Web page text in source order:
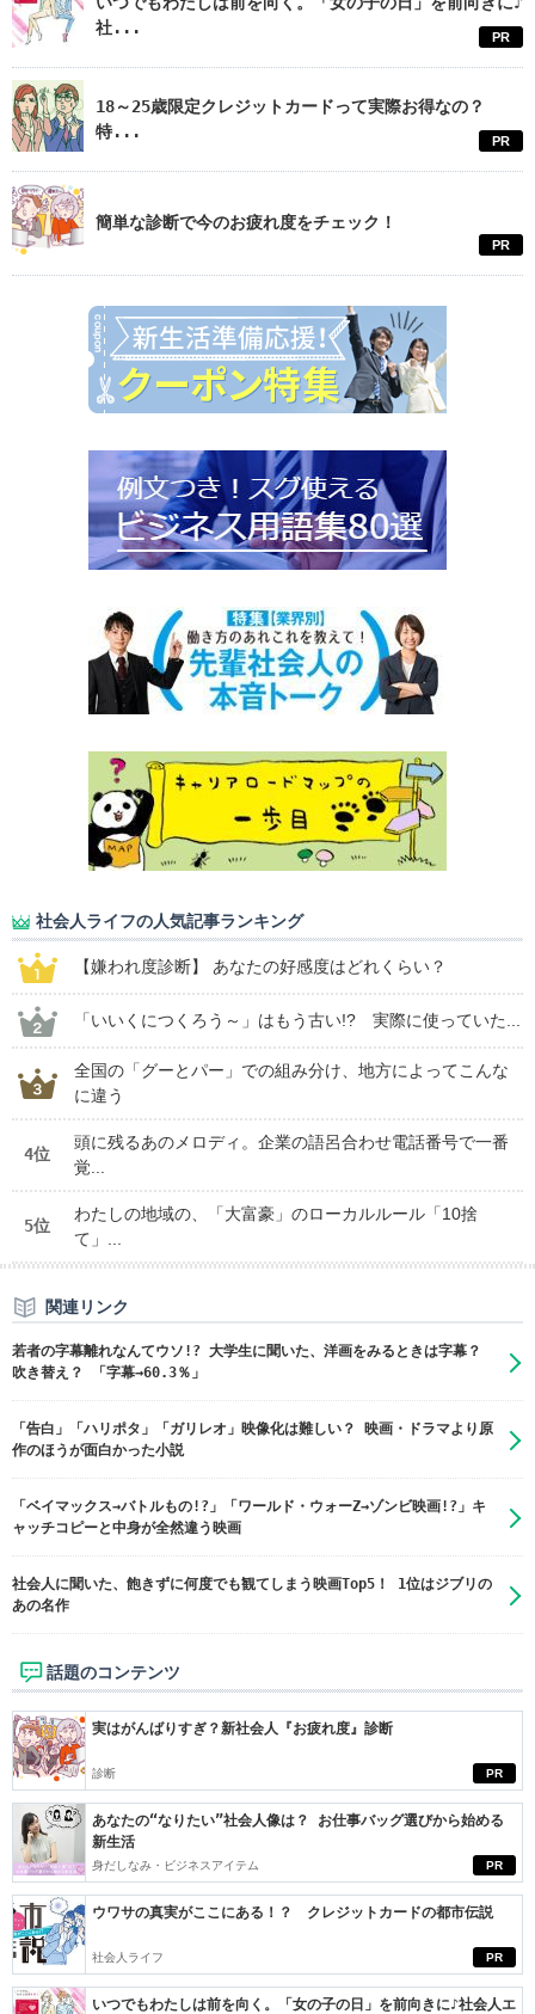
社...
PR
18～25歳限定クレジットカードって実際お得なの？
特...
PR
簡単な診断で今のお疲れ度をチェック！
PR
社会人ライフの人気記事ランキング
【嫌われ度診断】 あなたの好感度はどれくらい？
「いいくにつくろう～」はもう古い!? 実際に使っていた...
全国の「グーとパー」での組み分け、地方によってこんな
に違う
4位
頭に残るあのメロディ。企業の語呂合わせ電話番号で一番
覚...
5位
わたしの地域の、「大富豪」のローカルルール「10捨
て」...
関連リンク
若者の字幕離れなんてウソ!? 大学生に聞いた、洋画をみるときは字幕？
吹き替え？ 「字幕→60.3％」
「告白」「ハリポタ」「ガリレオ」映像化は難しい？ 映画・ドラマより原
作のほうが面白かった小説
「ベイマックス→バトルもの!?」「ワールド・ウォーZ→ゾンビ映画!?」キ
ャッチコピーと中身が全然違う映画
社会人に聞いた、飽きずに何度でも観てしまう映画Top5！ 1位はジブリの
あの名作
話題のコンテンツ
PR
実はがんばりすぎ？新社会人『お疲れ度』診断
診断
PR
あなたの“なりたい”社会人像は？ お仕事バッグ選びから始める
新生活
身だしなみ・ビジネスアイテム
PR
ウワサの真実がここにある！？ クレジットカードの都市伝説
社会人ライフ
いつでもわたしは前を向く。「女の子の日」を前向きに♪社会人エ